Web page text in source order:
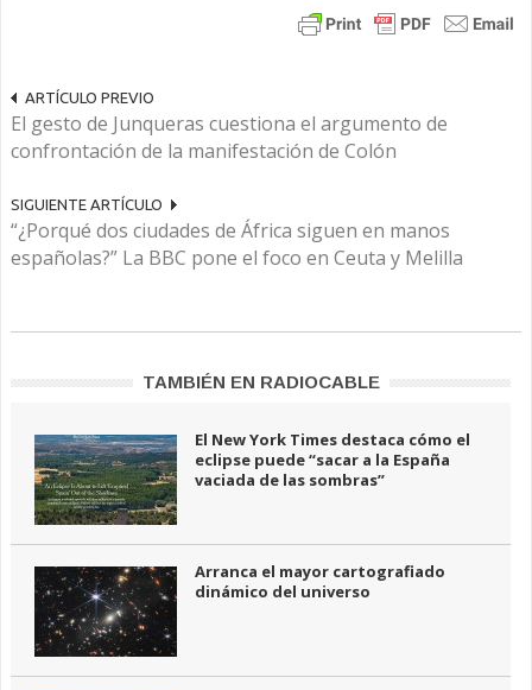
ARTÍCULO PREVIO
El gesto de Junqueras cuestiona el argumento de
confrontación de la manifestación de Colón
SIGUIENTE ARTÍCULO
“¿Porqué dos ciudades de África siguen en manos
españolas?” La BBC pone el foco en Ceuta y Melilla
TAMBIÉN EN RADIOCABLE
El New York Times destaca cómo el
eclipse puede “sacar a la España
vaciada de las sombras”
Arranca el mayor cartografiado
dinámico del universo